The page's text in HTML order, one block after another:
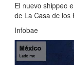
El nuevo shippeo
de La Casa de los
Infobae